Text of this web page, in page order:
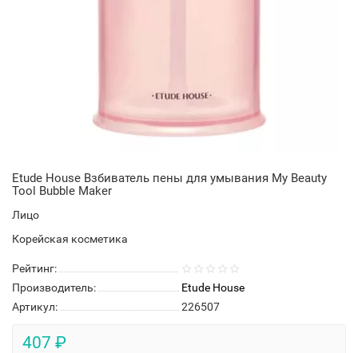
Etude House Взбиватель пены для умывания My Beauty
Tool Bubble Maker
Лицо
Корейская косметика
Рейтинг:
Производитель:
Etude House
Артикул:
226507
407 ₽